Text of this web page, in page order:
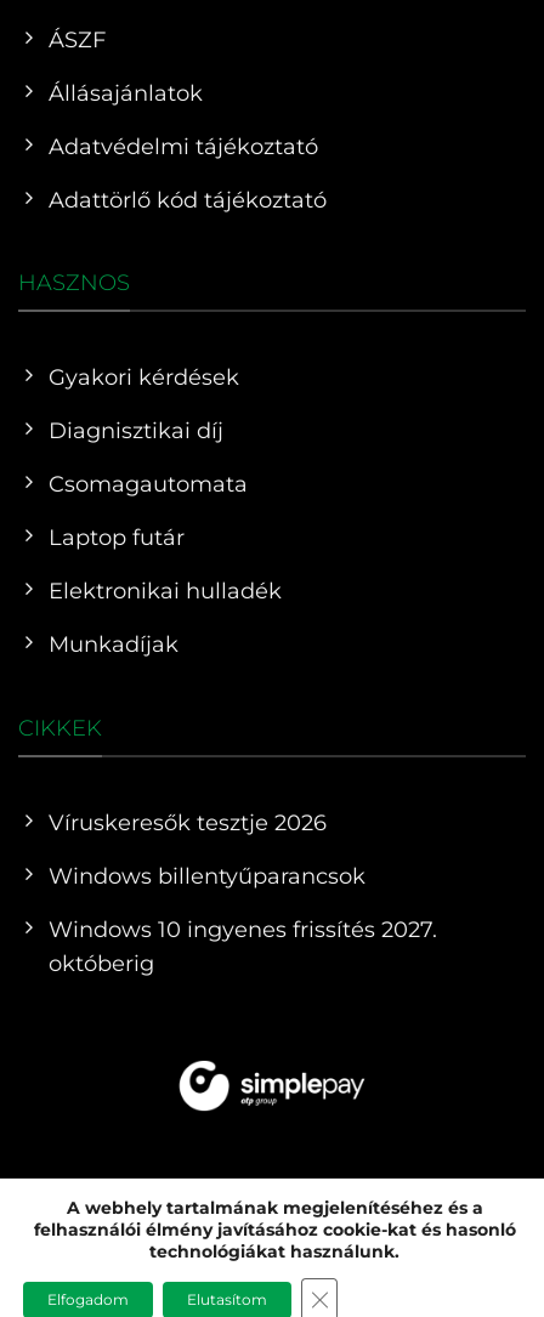
ÁSZF
Állásajánlatok
Adatvédelmi tájékoztató
Adattörlő kód tájékoztató
HASZNOS
Gyakori kérdések
Diagnisztikai díj
Csomagautomata
Laptop futár
Elektronikai hulladék
Munkadíjak
CIKKEK
Víruskeresők tesztje 2026
Windows billentyűparancsok
Windows 10 ingyenes frissítés 2027.
októberig
© 2010 - 2026 PCMENTOR SZERVIZ KFT. |
SZÁMÍTÓGÉP ÉS LAPTOP KERESKEDÉS ÉS
SZERVIZ
A webhely tartalmának megjelenítéséhez és a
felhasználói élmény javításához cookie-kat és hasonló
technológiákat használunk.
Elfogadom Elutasítom CLOSE GDPR COOKIE